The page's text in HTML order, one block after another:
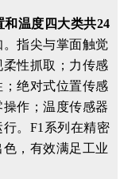
和温度四大类共24
。 指尖与掌面触觉
性抓取；力传感
绝对式位置传感
操作；温度传感器
。 F1系列在精密
色 ，有效满足工业